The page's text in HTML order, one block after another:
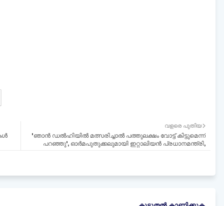
വളരെ പുതിയ
'ഞാൻ ഡല്‍ഹിയില്‍ മത്സരിച്ചാല്‍ പത്തുലക്ഷം വോട്ട് കിട്ടുമെന്ന്
പറഞ്ഞു', ഓര്‍മപുതുക്കലുമായി ഇറ്റാലിയൻ പ്രധാനമന്ത്രി,